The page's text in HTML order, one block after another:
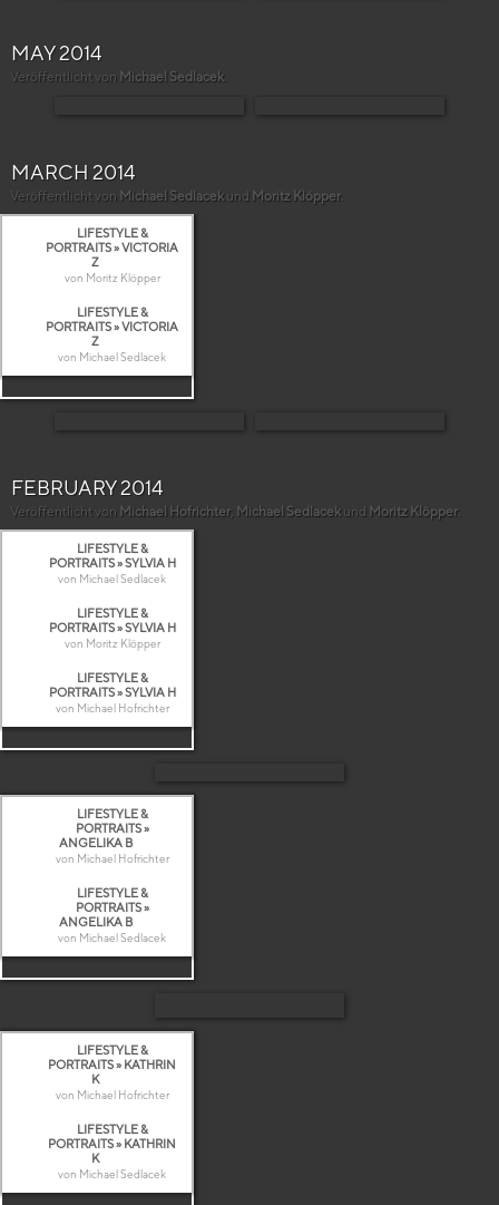
MAY 2014
Veröffentlicht von Michael Sedlacek
MARCH 2014
Veröffentlicht von Michael Sedlacek und Moritz Klöpper.
LIFESTYLE &
PORTRAITS » VICTORIA
Z
von Moritz Klöpper
LIFESTYLE &
PORTRAITS » VICTORIA
Z
von Michael Sedlacek
FEBRUARY 2014
Veröffentlicht von Michael Hofrichter, Michael Sedlacek und Moritz Klöpper.
LIFESTYLE &
PORTRAITS » SYLVIA H
von Michael Sedlacek
LIFESTYLE &
PORTRAITS » SYLVIA H
von Moritz Klöpper
LIFESTYLE &
PORTRAITS » SYLVIA H
von Michael Hofrichter
LIFESTYLE &
PORTRAITS »
ANGELIKA B
von Michael Hofrichter
LIFESTYLE &
PORTRAITS »
ANGELIKA B
von Michael Sedlacek
LIFESTYLE &
PORTRAITS » KATHRIN
K
von Michael Hofrichter
LIFESTYLE &
PORTRAITS » KATHRIN
K
von Michael Sedlacek